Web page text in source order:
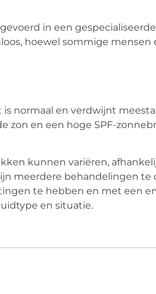
in een
hoewel sommige mensen
normaal en verdwijnt
zon en een hoge SPF-
kunnen variëren,
meerdere behandelingen te
te hebben en met een
en situatie.